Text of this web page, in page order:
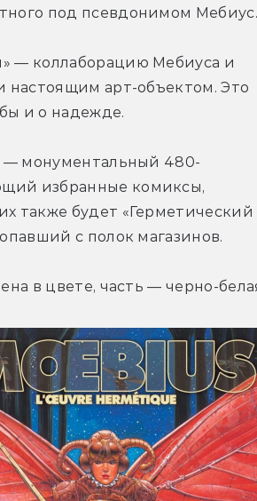
под псевдонимом Мебиус.
— коллаборацию Мебиуса и
настоящим арт-объектом. Это
и о надежде.
— монументальный 480-
избранные комиксы,
также будет «Герметический
с полок магазинов.
в цвете, часть — черно-